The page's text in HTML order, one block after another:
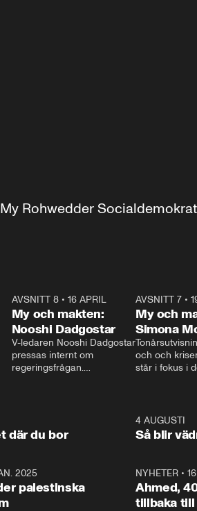
Rohwedder
AVSNITT 8• 16 APRIL
My och makten:
Nooshi Dadgostar
V-ledaren Nooshi Dadgostar
pressas internt om
regeringsfrågan.
– Vi ställer upp i val. Ska vi
vara med så sitter vi förstås
AVSNITT 7•
My och
Simona
och och
står i fokus i
kommentator
Rohwedder
utbildnings-
Mohamsson
där du bor
4 AUGUSTI
Så blir
2025
palestinska
NYHETER•
Ahmed,
tillbaka till